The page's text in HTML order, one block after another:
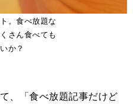
。食べ放題な
さん食べても
か？
、「食べ放題記事だけど